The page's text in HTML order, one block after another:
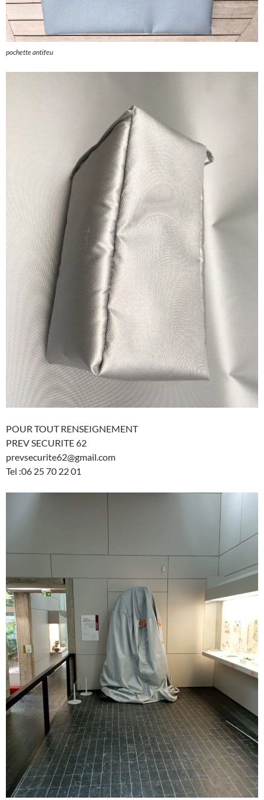
pochette antifeu
POUR TOUT RENSEIGNEMENT
PREV SECURITE 62
prevsecurite62@gmail.com
Tel :06 25 70 22 01